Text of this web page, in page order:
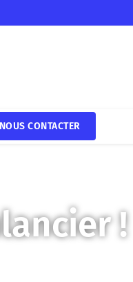
NOUS CONTACTER
!